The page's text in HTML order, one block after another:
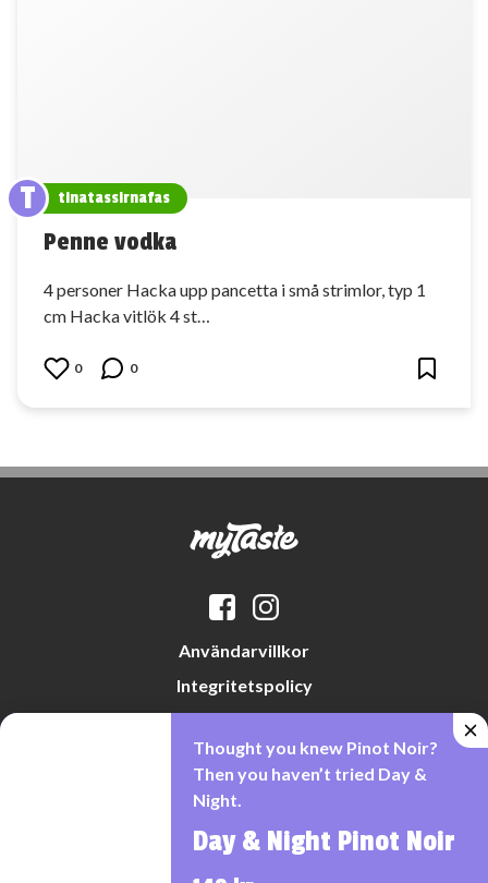
T tinatassirnafas
Penne vodka
4 personer Hacka upp pancetta i små strimlor, typ 1
cm Hacka vitlök 4 st…
0 0
Användarvillkor
Integritetspolicy
Datapreferenser
Cookiepolicy
Denna webbplats drivs av Vinklubben i Norden AB
Thought you knew Pinot Noir?
Then you haven’t tried Day &
Night.
Day & Night Pinot Noir